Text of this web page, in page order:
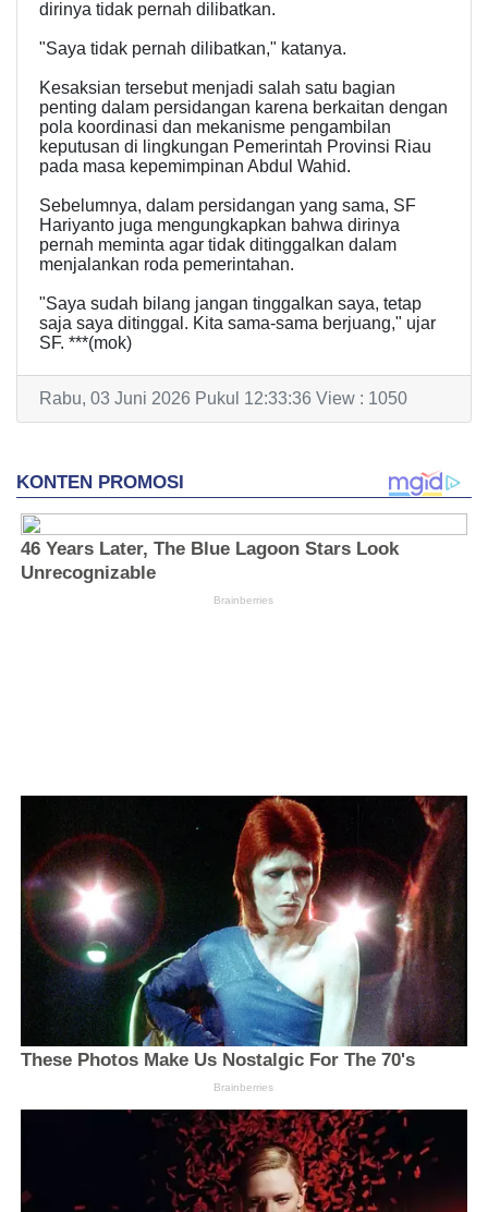
dirinya tidak pernah dilibatkan.
"Saya tidak pernah dilibatkan," katanya.
Kesaksian tersebut menjadi salah satu bagian
penting dalam persidangan karena berkaitan dengan
pola koordinasi dan mekanisme pengambilan
keputusan di lingkungan Pemerintah Provinsi Riau
pada masa kepemimpinan Abdul Wahid.
Sebelumnya, dalam persidangan yang sama, SF
Hariyanto juga mengungkapkan bahwa dirinya
pernah meminta agar tidak ditinggalkan dalam
menjalankan roda pemerintahan.
"Saya sudah bilang jangan tinggalkan saya, tetap
saja saya ditinggal. Kita sama-sama berjuang," ujar
SF. ***(mok)
Rabu, 03 Juni 2026 Pukul 12:33:36 View : 1050